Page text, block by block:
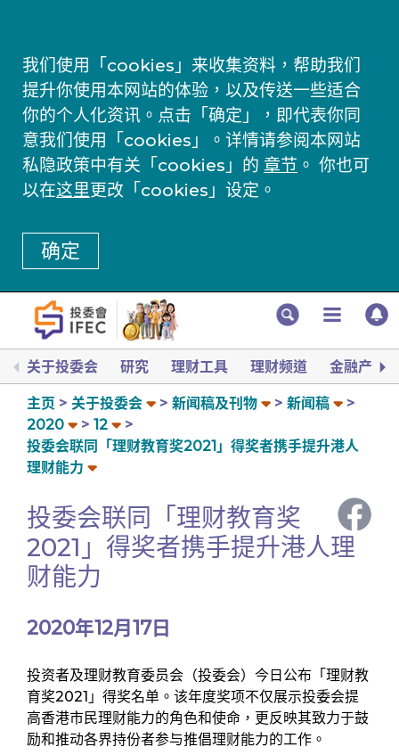
我们使用「cookies」来收集资料，帮助我们
提升你使用本网站的体验，以及传送一些适合
你的个人化资讯。点击「确定」，即代表你同
意我们使用「cookies」。详情请参阅本网站
私隐政策中有关「cookies」的 章节 。 你也可
以在这里更改「cookies」设定。
确定
关于投委会 研究 理财工具 理财频道 金融产品
主页 关于投委会 新闻稿及刊物
新闻稿
2020
12
投委会联同「理财教育奖2021」得奖者携手提升港人
理财能力
投委会联同「理财教育奖
2021」得奖者携手提升港人理
财能力
2020年12月17日
投资者及理财教育委员会（投委会）今日公布「理财教
育奖2021」得奖名单。该年度奖项不仅展示投委会提
高香港市民理财能力的角色和使命，更反映其致力于鼓
励和推动各界持份者参与推倡理财能力的工作。